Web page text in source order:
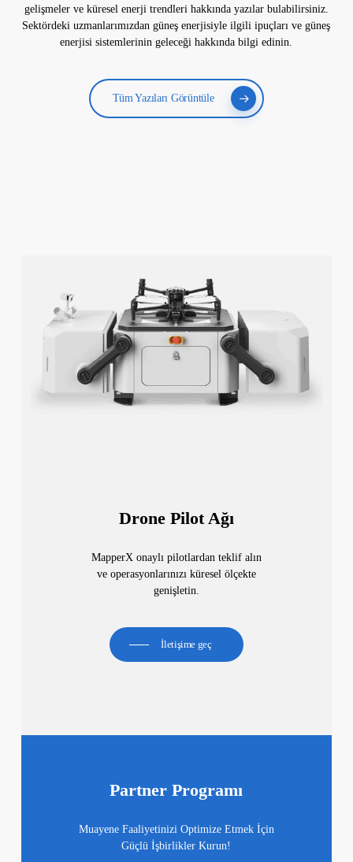
gelişmeler ve küresel enerji trendleri hakkında yazılar bulabilirsiniz.
Sektördeki uzmanlarımızdan güneş enerjisiyle ilgili ipuçları ve güneş
enerjisi sistemlerinin geleceği hakkında bilgi edinin.
Tüm Yazıları Görüntüle
Drone Pilot Ağı
MapperX onaylı pilotlardan teklif alın
ve operasyonlarınızı küresel ölçekte
genişletin.
İletişime geç
Partner Programı
Muayene Faaliyetinizi Optimize Etmek İçin
Güçlü İşbirlikler Kurun!